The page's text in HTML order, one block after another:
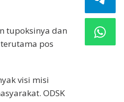
tupoksinya dan
pos
visi misi
ODSK